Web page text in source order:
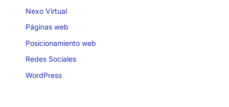
Nexo Virtual
Páginas web
Posicionamiento web
Redes Sociales
WordPress